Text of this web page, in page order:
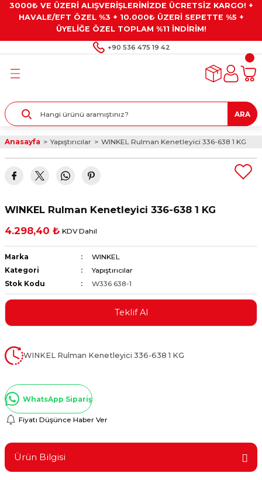
3000₺ VE ÜZERİ ALIŞVERİŞLERİNİZDE ÜCRETSİZ KARGO! +
HAVALE/EFT ÖZEL %3 + 10.000₺ ÜZERİ SEPETTE %5 +
ÜYELİĞE ÖZEL TOPLAM %11 İNDİRİM!
+90 536 475 19 42
Geri Dön
Kaplamalar
Geri Dön
Geri Dön
Gresler
Geri Dön
Alet Setleri
ve Multimetreler
ve Penseler
Aletleri
Geri Dön
Taşları ve
ARA
Anasayfa Yapıştırıcılar WINKEL Rulman Kenetleyici 336-638 1 KG
WINKEL Rulman Kenetleyici 336-638 1 KG
4.298,40 ₺ KDV Dahil
Marka
WINKEL
Kategori
Yapıştırıcılar
Stok Kodu
W336 638-1
Teklif Al
WINKEL Rulman Kenetleyici 336-638 1 KG
WhatsApp Sipariş
Fiyatı Düşünce Haber Ver
Ürün Bilgisi